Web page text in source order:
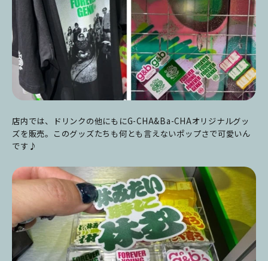
店内では、ドリンクの他にもにG-CHA&Ba-CHAオリジナルグッ
ズを販売。このグッズたちも何とも言えないポップさで可愛いん
です♪